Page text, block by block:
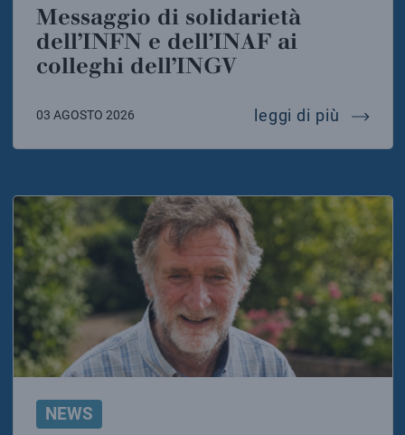
Messaggio di solidarietà
dell’INFN e dell’INAF ai
colleghi dell’INGV
03 AGOSTO 2026 leggi di più
NEWS